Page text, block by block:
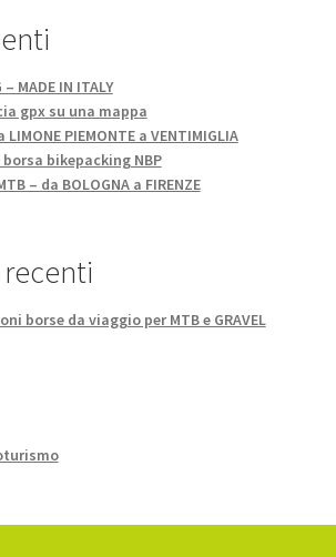
– MADE IN ITALY
gpx su una mappa
LIMONE PIEMONTE a VENTIMIGLIA
bikepacking NBP
– da BOLOGNA a FIRENZE
borse da viaggio per MTB e GRAVEL